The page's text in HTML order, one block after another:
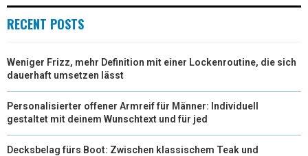
RECENT POSTS
Weniger Frizz, mehr Definition mit einer Lockenroutine, die sich
dauerhaft umsetzen lässt
Personalisierter offener Armreif für Männer: Individuell
gestaltet mit deinem Wunschtext und für jed
Decksbelag fürs Boot: Zwischen klassischem Teak und